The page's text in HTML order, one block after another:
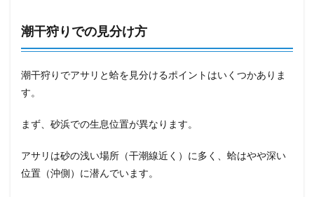
潮干狩りでの見分け方
潮干狩りでアサリと蛤を見分けるポイントはいくつかありま
す。
まず、砂浜での生息位置が異なります。
アサリは砂の浅い場所（干潮線近く）に多く、蛤はやや深い
位置（沖側）に潜んでいます。